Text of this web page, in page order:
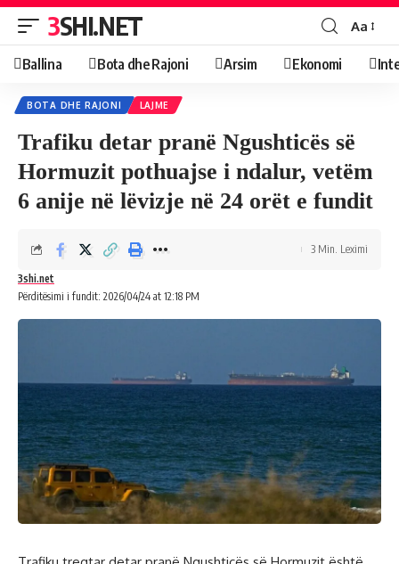
3SHI.NET Aa
Ballina Bota dhe Rajoni Arsim Ekonomi
BOTA DHE RAJONI LAJME
Trafiku detar pranë Ngushticës së
Hormuzit pothuajse i ndalur, vetëm
6 anije në lëvizje në 24 orët e fundit
Përditësimi i fundit: 2026/04/24 at 12:18 PM
3shi.net
3 Min. Leximi